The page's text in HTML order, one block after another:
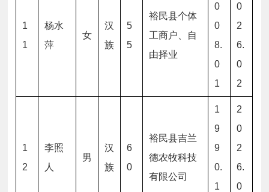
1
1
杨水
萍
女
汉
族
5
5
裕民县个体
工商户、自
由择业
0
0
8.
0
1
0
2
6.
0
2
1
2
李照
人
男
汉
族
6
0
裕民县吉兰
德农牧科技
有限公司
1
9
9
0.
1
2
0
2
6.
0